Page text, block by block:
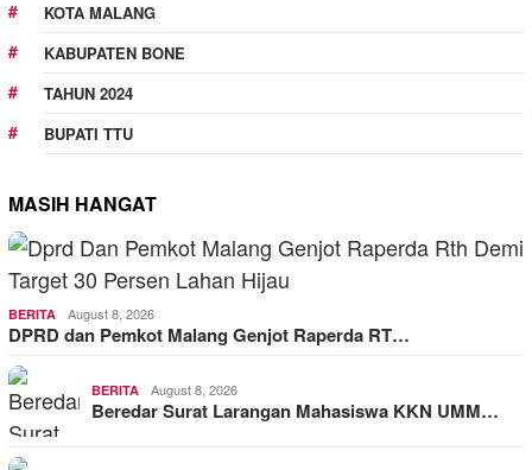
KOTA MALANG
KABUPATEN BONE
TAHUN 2024
BUPATI TTU
MASIH HANGAT
BERITA August 8, 2026
DPRD dan Pemkot Malang Genjot Raperda RT…
BERITA August 8, 2026
Beredar Surat Larangan Mahasiswa KKN UMM…